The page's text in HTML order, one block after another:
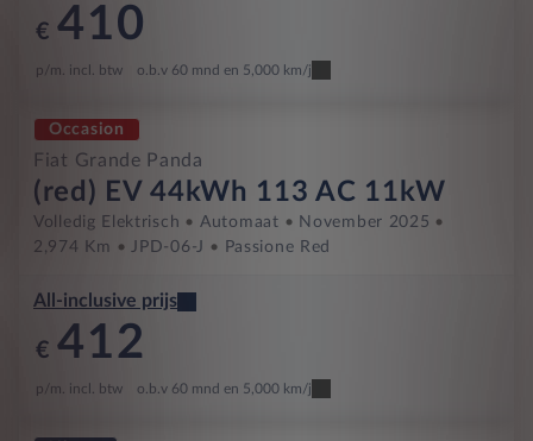
€ 410
p/m. incl. btw o.b.v 60 mnd en 5,000 km/j
Occasion
Fiat Grande Panda
(red) EV 44kWh 113 AC 11kW
Volledig Elektrisch Automaat
November 2025
2,974 Km
JPD-06-J Passione Red
All-inclusive prijs
€ 412
p/m. incl. btw o.b.v 60 mnd en 5,000 km/j